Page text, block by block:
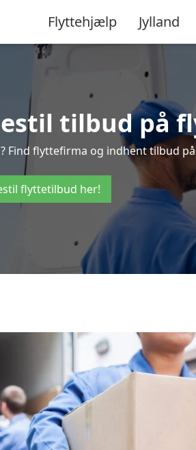
Flyttehjælp Jylland
tilbud på
Find flyttefirma og indhent tilbud
flyttetilbud her!